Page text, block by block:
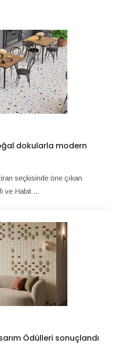
dokularla modern
seçkisinde öne çıkan
ve Habit ...
Ödülleri sonuçlandı